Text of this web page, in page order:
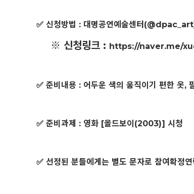
✅ 신청방법 : 대명공연예술센터
※ 신청링크 : https://naver.me/
✅ 준비내용 : 어두운 색의 움직이기 편한 옷,
✅ 준비과제 : 영화 [올드보이(2003)] 시청
✅ 선정된 분들에게는 별도 문자로 참여확정